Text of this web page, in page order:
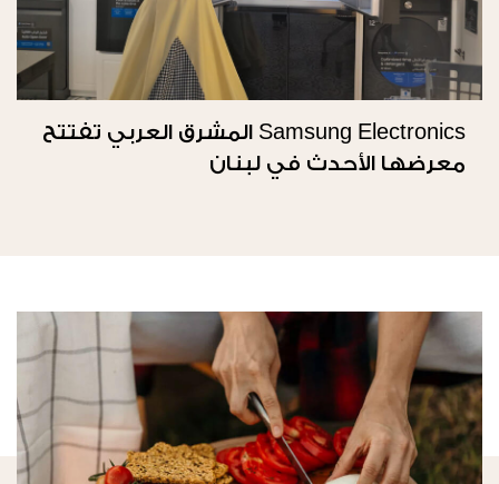
Samsung Electronics المشرق العربي تفتتح
معرضها الأحدث في لبنان